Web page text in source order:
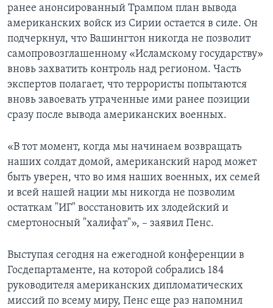
ранее анонсированный Трампом план вывода
американских войск из Сирии остается в силе. Он
подчеркнул, что Вашингтон никогда не позволит
самопровозглашенному «Исламскому государству»
вновь захватить контроль над регионом. Часть
экспертов полагает, что террористы попытаются
вновь завоевать утраченные ими ранее позиции
сразу после вывода американских военных.
«В тот момент, когда мы начинаем возвращать
наших солдат домой, американский народ может
быть уверен, что во имя наших военных, их семей
и всей нашей нации мы никогда не позволим
остаткам "ИГ" восстановить их злодейский и
смертоносный "халифат"», – заявил Пенс.
Выступая сегодня на ежегодной конференции в
Госдепартаменте, на которой собрались 184
руководителя американских дипломатических
миссий по всему миру, Пенс еще раз напомнил